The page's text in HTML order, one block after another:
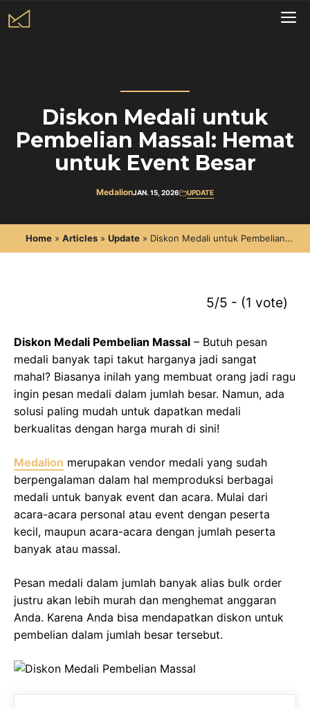
to
Diskon Medali untuk
Pembelian Massal: Hemat
untuk Event Besar
MedalionJAN. 15, 2026 UPDATE
Home» Articles» Update» Diskon Medali untuk Pembelian
Massal: Hemat untuk Event Besar
5/5 - (1 vote)
Diskon Medali Pembelian Massal – Butuh pesan
medali banyak tapi takut harganya jadi sangat
mahal? Biasanya inilah yang membuat orang jadi ragu
ingin pesan medali dalam jumlah besar. Namun, ada
solusi paling mudah untuk dapatkan medali
berkualitas dengan harga murah di sini!
Medalion merupakan vendor medali yang sudah
berpengalaman dalam hal memproduksi berbagai
medali untuk banyak event dan acara. Mulai dari
acara-acara personal atau event dengan peserta
kecil, maupun acara-acara dengan jumlah peserta
banyak atau massal.
Pesan medali dalam jumlah banyak alias bulk order
justru akan lebih murah dan menghemat anggaran
Anda. Karena Anda bisa mendapatkan diskon untuk
pembelian dalam jumlah besar tersebut.